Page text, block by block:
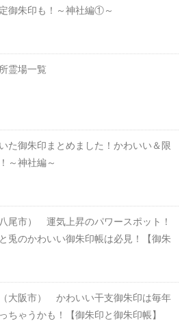
御朱印も！～神社編①～
霊場一覧
た御朱印まとめました！かわいい＆限
～神社編～
尾市） 運気上昇のパワースポット！
兎のかわいい御朱印帳は必見！【御朱
大阪市） かわいい干支御朱印は毎年
ちゃうかも！【御朱印と御朱印帳】